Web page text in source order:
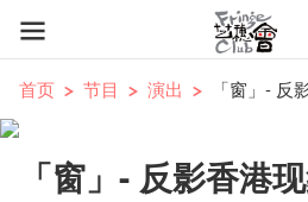
首页 节目 演出 「窗」- 反
「窗」- 反影香港